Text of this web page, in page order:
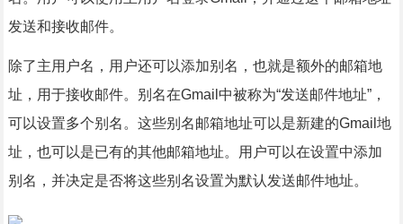
发送和接收邮件。
除了主用户名，用户还可以添加别名，也就是额外的邮箱地
址，用于接收邮件。别名在Gmail中被称为“发送邮件地址”，
可以设置多个别名。这些别名邮箱地址可以是新建的Gmail地
址，也可以是已有的其他邮箱地址。用户可以在设置中添加
别名，并决定是否将这些别名设置为默认发送邮件地址。